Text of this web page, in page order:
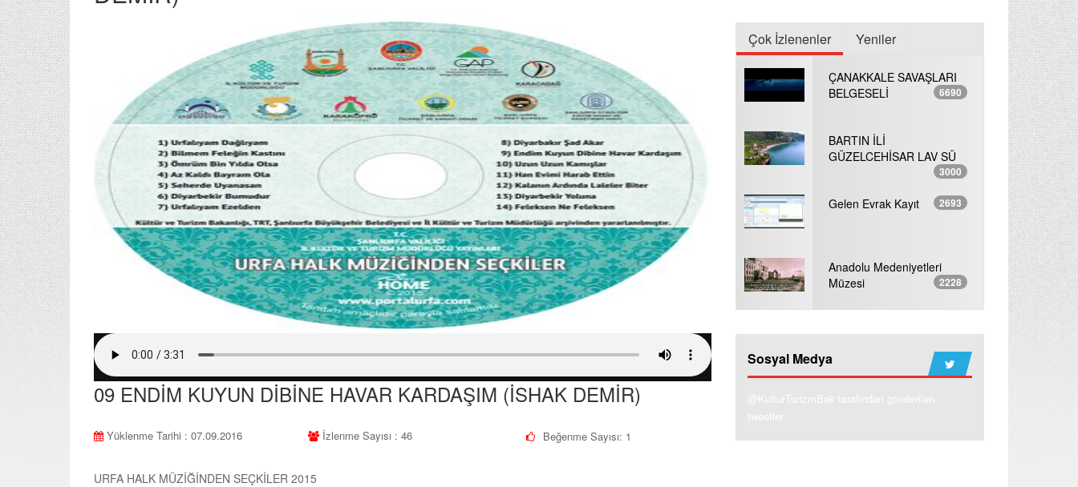
09 ENDİM KUYUN DİBİNE HAVAR KARDAŞIM (İSHAK DEMİR)
Yüklenme Tarihi : 07.09.2016 İzlenme Sayısı : 46 Beğenme Sayısı: 1
URFA HALK MÜZİĞİNDEN SEÇKİLER 2015
Çok İzlenenler Yeniler
ÇANAKKALE SAVAŞLARI
BELGESELİ
6690
BARTIN İLİ
GÜZELCEHİSAR LAV SÜ
3000
Gelen Evrak Kayıt 2693
Anadolu Medeniyetleri
Müzesi
2228
Sosyal Medya
@KulturTurizmBak tarafından gönderilen
tweetler